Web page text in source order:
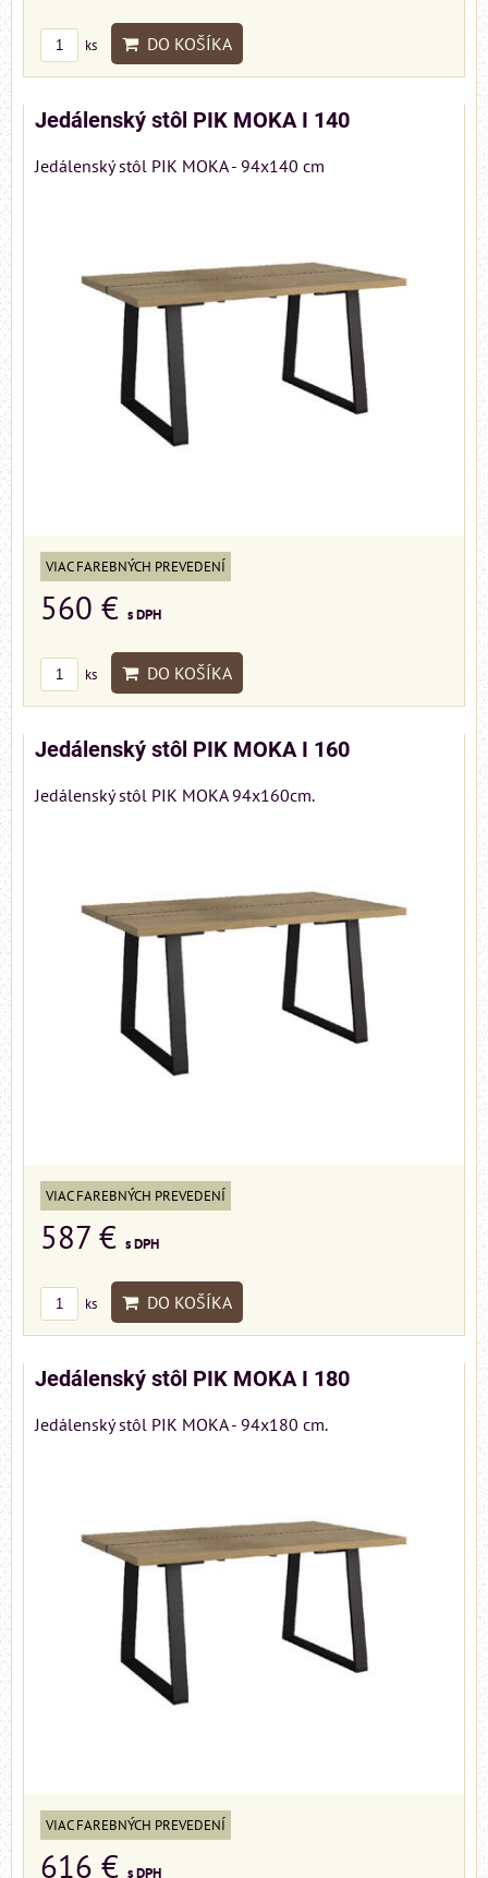
ks DO KOŠÍKA
Jedálenský stôl PIK MOKA I 140
Jedálenský stôl PIK MOKA - 94x140 cm
VIAC FAREBNÝCH PREVEDENÍ
560 € s DPH
ks DO KOŠÍKA
Jedálenský stôl PIK MOKA I 160
Jedálenský stôl PIK MOKA 94x160cm.
VIAC FAREBNÝCH PREVEDENÍ
587 € s DPH
ks DO KOŠÍKA
Jedálenský stôl PIK MOKA I 180
Jedálenský stôl PIK MOKA - 94x180 cm.
VIAC FAREBNÝCH PREVEDENÍ
616 € s DPH